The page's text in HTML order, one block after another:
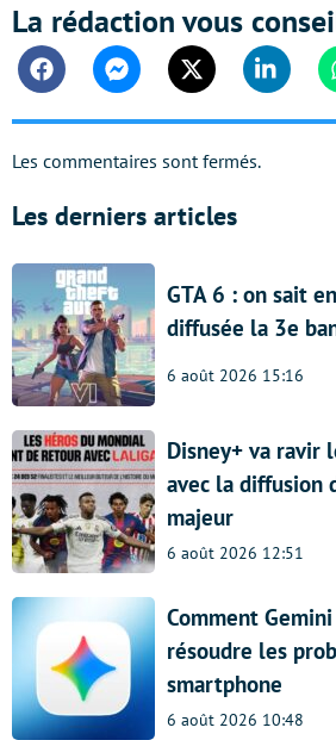
La rédaction vous
FacebookMessengerTwitter Linkedin
Les commentaires sont fermés.
Les derniers articles
GTA 6 : on sait
diffusée la 3e
6 août 2026 15:16
Disney+ va ravir
avec la diffusion
majeur
6 août 2026 12:51
Comment
résoudre les
smartphone
6 août 2026 10:48